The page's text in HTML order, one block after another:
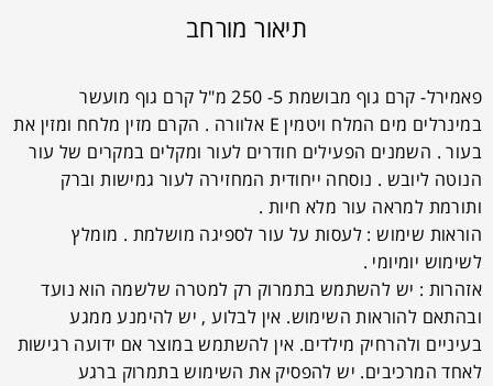
תיאור מורחב
פאמירל- קרם גוף מבושמת 5- 250 מ"ל קרם גוף מועשר
במינרלים מים המלח ויטמין E אלוורה . הקרם מזין מלחח ומזין את
בעור . השמנים הפעילים חודרים לעור ומקלים במקרים של עור
הנוטה ליובש . נוסחה ייחודית המחזירה לעור גמישות וברק
ותורמת למראה עור מלא חיות .
הוראות שימוש : לעסות על עור לספיגה מושלמת . מומלץ
לשימוש יומיומי .
אזהרות : יש להשתמש בתמרוק רק למטרה שלשמה הוא נועד
ובהתאם להוראות השימוש. אין לבלוע , יש להימנע ממגע
בעיניים ולהרחיק מילדים. אין להשתמש במוצר אם ידועה רגישות
לאחד המרכיבים. יש להפסיק את השימוש בתמרוק ברגע